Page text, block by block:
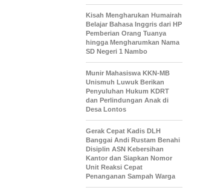
Kisah Mengharukan Humairah
Belajar Bahasa Inggris dari HP
Pemberian Orang Tuanya
hingga Mengharumkan Nama
SD Negeri 1 Nambo
Munir Mahasiswa KKN-MB
Unismuh Luwuk Berikan
Penyuluhan Hukum KDRT
dan Perlindungan Anak di
Desa Lontos
Gerak Cepat Kadis DLH
Banggai Andi Rustam Benahi
Disiplin ASN Kebersihan
Kantor dan Siapkan Nomor
Unit Reaksi Cepat
Penanganan Sampah Warga